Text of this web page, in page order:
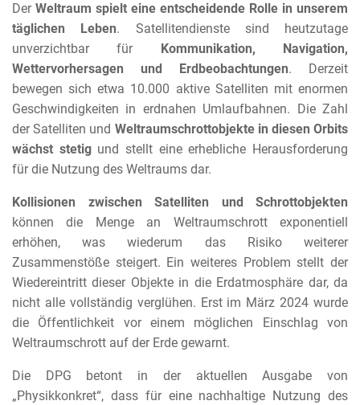
Der Weltraum spielt eine entscheidende Rolle in unserem
täglichen Leben. Satellitendienste sind heutzutage
unverzichtbar für
Kommunikation, Navigation,
Wettervorhersagen und Erdbeobachtungen. Derzeit
bewegen sich etwa 10.000 aktive Satelliten mit enormen
Geschwindigkeiten in erdnahen Umlaufbahnen. Die Zahl
der Satelliten und Weltraumschrottobjekte in diesen Orbits
wächst stetigund stellt eine erhebliche Herausforderung
für die Nutzung des Weltraums dar.
Kollisionen zwischen Satelliten und Schrottobjekten
können die Menge an Weltraumschrott exponentiell
erhöhen, was wiederum das Risiko weiterer
Zusammenstöße steigert. Ein weiteres Problem stellt der
Wiedereintritt dieser Objekte in die Erdatmosphäre dar, da
nicht alle vollständig verglühen. Erst im März 2024 wurde
die Öffentlichkeit vor einem möglichen Einschlag von
Weltraumschrott auf der Erde gewarnt.
Die DPG betont in der aktuellen Ausgabe von
„Physikkonkret“, dass für eine nachhaltige Nutzung des